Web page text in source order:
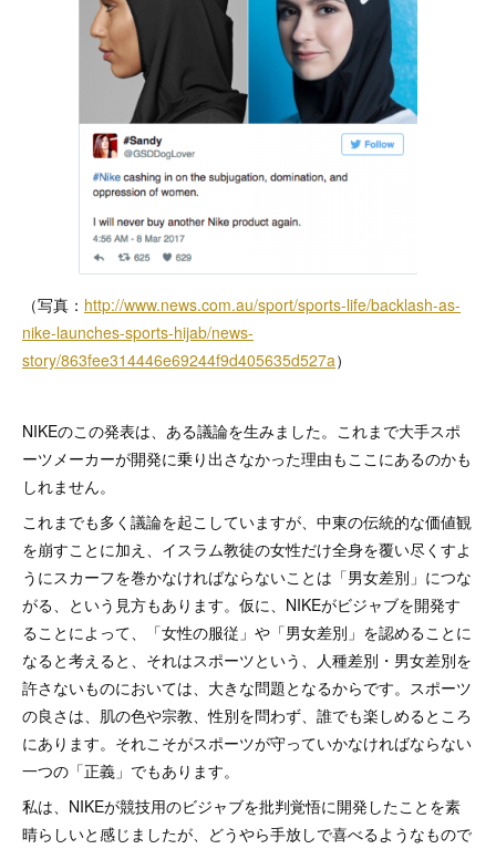
（写真： http://www.news.com.au/sport/sports-life/backlash-as-
nike-launches-sports-hijab/news-
story/863fee314446e69244f9d405635d527a）
NIKEのこの発表は、ある議論を生みました。これまで大手スポ
ーツメーカーが開発に乗り出さなかった理由もここにあるのかも
しれません。
これまでも多く議論を起こしていますが、中東の伝統的な価値観
を崩すことに加え、イスラム教徒の女性だけ全身を覆い尽くすよ
うにスカーフを巻かなければならないことは「男女差別」につな
がる、という見方もあります。仮に、NIKEがビジャブを開発す
ることによって、「女性の服従」や「男女差別」を認めることに
なると考えると、それはスポーツという、人種差別・男女差別を
許さないものにおいては、大きな問題となるからです。スポーツ
の良さは、肌の色や宗教、性別を問わず、誰でも楽しめるところ
にあります。それこそがスポーツが守っていかなければならない
一つの「正義」でもあります。
私は、NIKEが競技用のビジャブを批判覚悟に開発したことを素
晴らしいと感じましたが、どうやら手放しで喜べるようなもので